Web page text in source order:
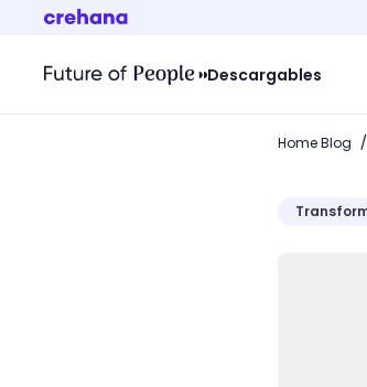
Descargables
Home Blog /